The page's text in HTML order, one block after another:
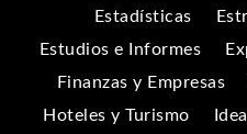
Estadísticas
Estudios e Informes
Finanzas y Empresas
Hoteles y Turismo